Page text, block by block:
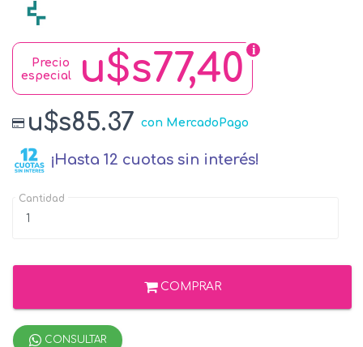
u$s77,40
Precio
especial
u$s85.37 con MercadoPago
¡Hasta 12 cuotas sin interés!
Cantidad
COMPRAR
CONSULTAR